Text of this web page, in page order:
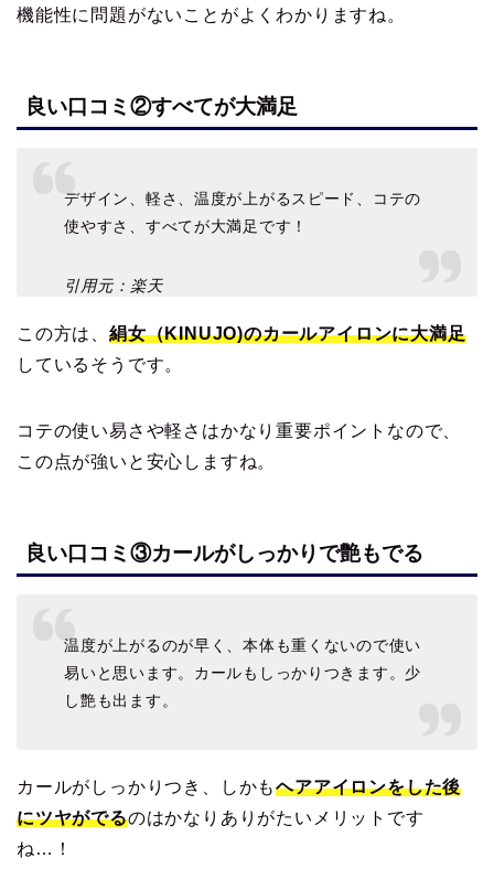
機能性に問題がないことがよくわかりますね。
良い口コミ②すべてが大満足
デザイン、軽さ、温度が上がるスピード、コテの
使やすさ、すべてが大満足です！
引用元：楽天
この方は、 絹女（KINUJO)のカールアイロンに大満足
しているそうです。
コテの使い易さや軽さはかなり重要ポイントなので、
この点が強いと安心しますね。
良い口コミ③カールがしっかりで艶もでる
温度が上がるのが早く、本体も重くないので使い
易いと思います。カールもしっかりつきます。少
し艶も出ます。
カールがしっかりつき、しかもヘアアイロンをした後
にツヤがでるのはかなりありがたいメリットです
ね…！